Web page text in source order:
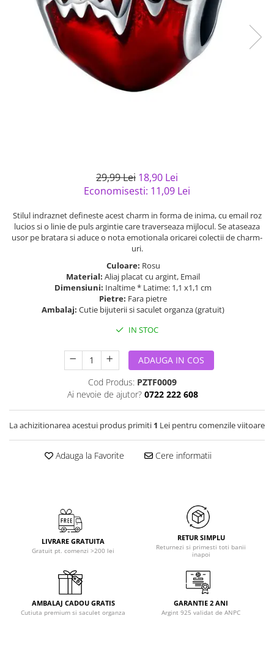
semipretioase
Bijuterii argint placat cu aur
Bijuterii argint cu diverse
Bijuterii argint cu murano
Bijuterii de Lux
Bijuterii gotice si rock
Bijuterii Handmade
Casete si cutii de bijuterii
29,99 Lei 18,90 Lei
Economisesti: 11,09 Lei
Stilul indraznet defineste acest charm in forma de inima, cu email roz
lucios si o linie de puls argintie care traverseaza mijlocul. Se ataseaza
usor pe bratara si aduce o nota emotionala oricarei colectii de charm-
uri.
Culoare: Rosu
Material: Aliaj placat cu argint, Email
Dimensiuni: Inaltime * Latime: 1,1 x1,1 cm
Pietre: Fara pietre
Ambalaj: Cutie bijuterii si saculet organza (gratuit)
IN STOC
ADAUGA IN COS
Cod Produs: PZTF0009
Ai nevoie de ajutor? 0722 222 608
La achizitionarea acestui produs primiti 1 Lei pentru comenzile viitoare
Adauga la Favorite Cere informatii
LIVRARE GRATUITA
Gratuit pt. comenzi >200 lei
RETUR SIMPLU
Returnezi si primesti toti banii
inapoi
AMBALAJ CADOU GRATIS
Cutiuta premium si saculet organza
GARANTIE 2 ANI
Argint 925 validat de ANPC